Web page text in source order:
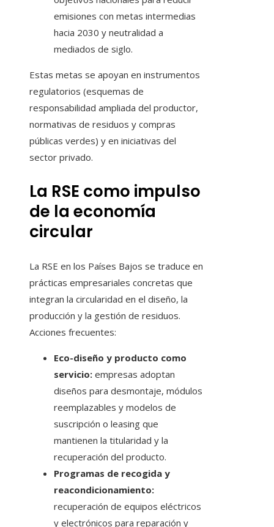
emisiones con metas intermedias
hacia 2030 y neutralidad a
mediados de siglo.
Estas metas se apoyan en instrumentos
regulatorios (esquemas de
responsabilidad ampliada del productor,
normativas de residuos y compras
públicas verdes) y en iniciativas del
sector privado.
La RSE como impulso
de la economía
circular
La RSE en los Países Bajos se traduce en
prácticas empresariales concretas que
integran la circularidad en el diseño, la
producción y la gestión de residuos.
Acciones frecuentes:
Eco-diseño y producto como
servicio: empresas adoptan
diseños para desmontaje, módulos
reemplazables y modelos de
suscripción o leasing que
mantienen la titularidad y la
recuperación del producto.
Programas de recogida y
reacondicionamiento:
recuperación de equipos eléctricos
y electrónicos para reparación y